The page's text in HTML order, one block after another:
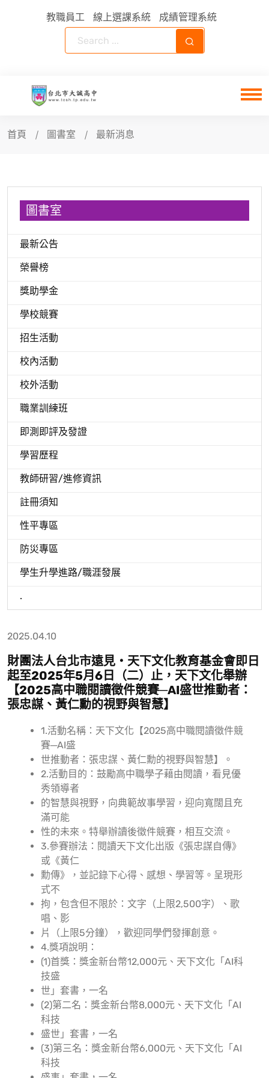
教職員工 線上選課系統 成績管理系統
首頁 圖書室 最新消息
圖書室
最新公告
榮譽榜
獎助學金
學校競賽
招生活動
校內活動
校外活動
職業訓練班
即測即評及發證
學習歷程
教師研習/進修資訊
註冊須知
性平專區
防災專區
學生升學進路/職涯發展
.
2025.04.10
財團法人台北市遠見‧天下文化教育基金會即日
起至2025年5月6日（二）止，天下文化舉辦
【2025高中職閱讀徵件競賽─AI盛世推動者：
張忠謀、黃仁勳的視野與智慧】
1.活動名稱：天下文化【2025高中職閱讀徵件競
賽─AI盛
世推動者：張忠謀、黃仁勳的視野與智慧】。
2.活動目的：鼓勵高中職學子藉由閱讀，看見優
秀領導者
的智慧與視野，向典範故事學習，迎向寬闊且充
滿可能
性的未來。特舉辦讀後徵件競賽，相互交流。
3.參賽辦法：閱讀天下文化出版《張忠謀自傳》
或《黃仁
勳傳》，並記錄下心得、感想、學習等。呈現形
式不
拘，包含但不限於：文字（上限2,500字）、歌
唱、影
片（上限5分鐘），歡迎同學們發揮創意。
4.獎項說明：
(1)首獎：獎金新台幣12,000元、天下文化「AI科
技盛
世」套書，一名
(2)第二名：獎金新台幣8,000元、天下文化「AI
科技
盛世」套書，一名
(3)第三名：獎金新台幣6,000元、天下文化「AI
科技